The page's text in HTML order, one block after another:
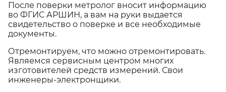
После поверки метролог вносит информацию
во ФГИС АРШИН, а вам на руки выдается
свидетельство о поверке и все необходимые
документы.
Отремонтируем, что можно отремонтировать.
Являемся сервисным центром многих
изготовителей средств измерений. Свои
инженеры-электронщики.